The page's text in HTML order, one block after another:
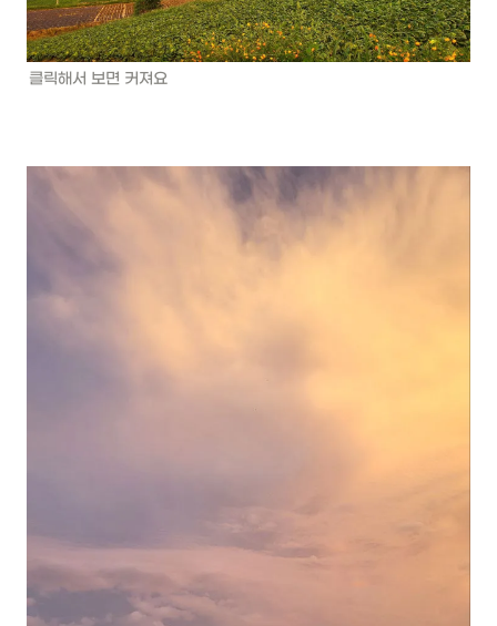
클릭해서 보면 커져요